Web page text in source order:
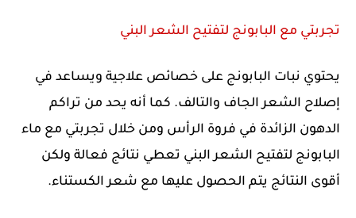
تجربتي مع البابونج لتفتيح الشعر البني
يحتوي نبات البابونج على خصائص علاجية ويساعد في
إصلاح الشعر الجاف والتالف. كما أنه يحد من تراكم
الدهون الزائدة في فروة الرأس ومن خلال تجربتي مع ماء
البابونج لتفتيح الشعر البني تعطي نتائج فعالة ولكن
أقوى النتائج يتم الحصول عليها مع شعر الكستناء.